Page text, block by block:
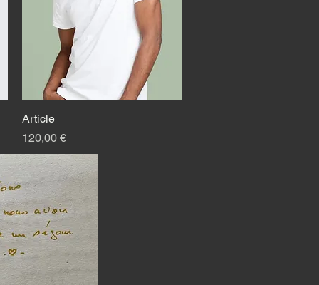
Article
Цена
120,00 €